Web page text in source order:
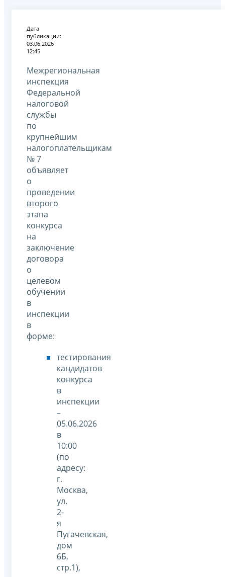
Дата
публикации:
03.06.2026
12:45
Межрегиональная
инспекция
Федеральной
налоговой
службы
по
крупнейшим
налогоплательщикам
№ 7
объявляет
о
проведении
второго
этапа
конкурса
на
заключение
договора
о
целевом
обучении
в
инспекции
в
форме:
тестирования
кандидатов
конкурса
в
инспекции
–
05.06.2026
в
10:00
(по
адресу:
г.
Москва,
ул.
2-
я
Пугачевская,
дом
6Б,
стр.1),